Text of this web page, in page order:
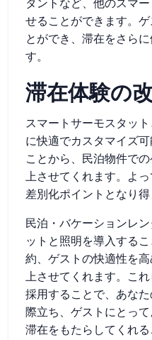
タントなど、他のスマ
せることができます。
とができ、滞在をさら
す。
滞在体験の
スマートサーモスタッ
に快適でカスタマイズ
ことから、民泊物件で
上させてくれます。よ
差別化ポイントとなり得
民泊・バケーションレ
ットと照明を導入する
約、ゲストの快適性を
上させてくれます。こ
採用することで、あな
際立ち、ゲストにとっ
滞在をもたらしてくれる